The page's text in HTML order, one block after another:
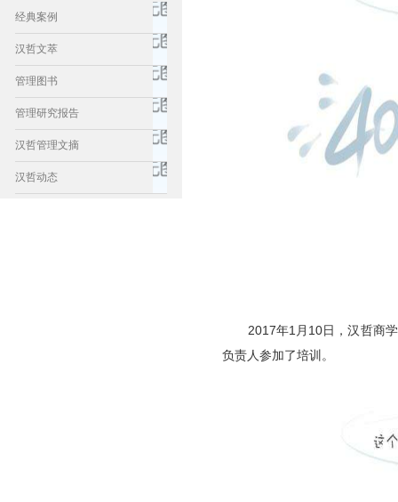
经典案例
汉哲文萃
管理图书
管理研究报告
汉哲管理文摘
汉哲动态
2017年1月10日，汉哲商学
负责人参加了培训。